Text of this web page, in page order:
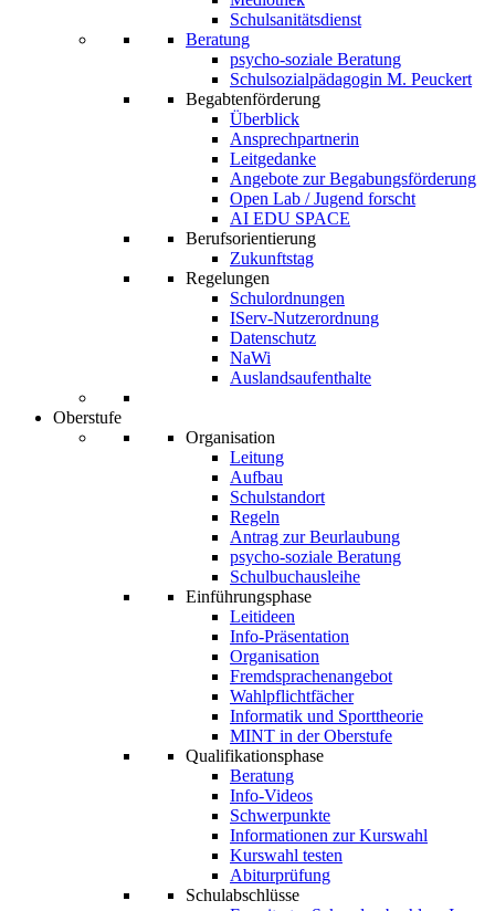
Schulsanitätsdienst
Beratung
psycho-soziale Beratung
Schulsozialpädagogin M. Peuckert
Begabtenförderung
Überblick
Ansprechpartnerin
Leitgedanke
Angebote zur Begabungsförderung
Open Lab / Jugend forscht
AI EDU SPACE
Berufsorientierung
Zukunftstag
Regelungen
Schulordnungen
IServ-Nutzerordnung
Datenschutz
NaWi
Auslandsaufenthalte
Oberstufe
Organisation
Leitung
Aufbau
Schulstandort
Regeln
Antrag zur Beurlaubung
psycho-soziale Beratung
Schulbuchausleihe
Einführungsphase
Leitideen
Info-Präsentation
Organisation
Fremdsprachenangebot
Wahlpflichtfächer
Informatik und Sporttheorie
MINT in der Oberstufe
Qualifikationsphase
Beratung
Info-Videos
Schwerpunkte
Informationen zur Kurswahl
Kurswahl testen
Abiturprüfung
Schulabschlüsse